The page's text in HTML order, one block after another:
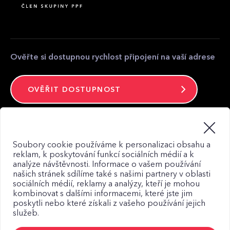
Partnerská zóna
Kontakt
Ověřte si dostupnou rychlost připojení na vaší adrese
OVĚŘIT DOSTUPNOST
Mapa webu
Zásady zpracování osobních údajů
Soubory cookie používáme k personalizaci obsahu a
reklam, k poskytování funkcí sociálních médií a k
analýze návštěvnosti. Informace o vašem používání
našich stránek sdílíme také s našimi partnery v oblasti
sociálních médií, reklamy a analýzy, kteří je mohou
kombinovat s dalšími informacemi, které jste jim
poskytli nebo které získali z vašeho používání jejich
služeb.